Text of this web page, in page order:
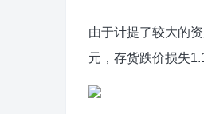
由于计提了较大的
元，存货跌价损失